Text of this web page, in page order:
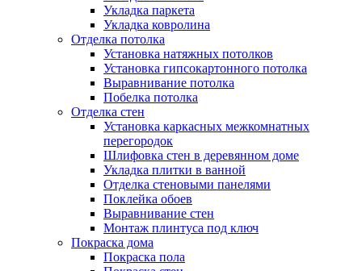
Укладка паркета
Укладка ковролина
Отделка потолка
Установка натяжных потолков
Установка гипсокартонного потолка
Выравнивание потолка
Побелка потолка
Отделка стен
Установка каркасных межкомнатных
перегородок
Шлифовка стен в деревянном доме
Укладка плитки в ванной
Отделка стеновыми панелями
Поклейка обоев
Выравнивание стен
Монтаж плинтуса под ключ
Покраска дома
Покраска пола